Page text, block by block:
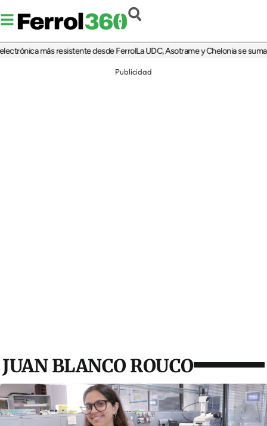
más resistente desde FerrolLa UDC, Asotrame y Chelonia se suman al
Publicidad
JUAN BLANCO ROUCO